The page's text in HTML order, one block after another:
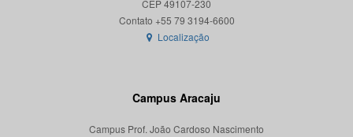
CEP 49107-230
Localização
Campus Aracaju
Campus Prof. João Cardoso Nascimento